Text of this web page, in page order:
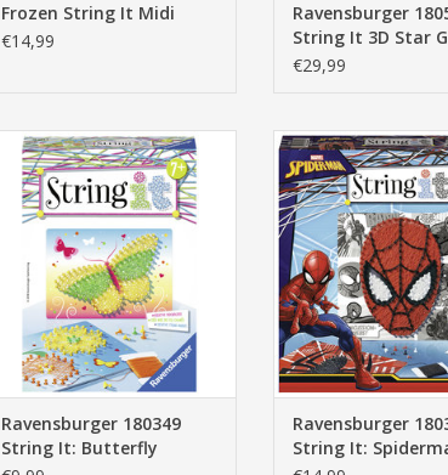
Frozen String It Midi
€14,99
Ravensburger
String It 3D Star
The Dark
€29,99
Ravensburger 180349 String It:
Butterfly
TOEVOEGEN AAN WINKELWAGEN
Ravensburger 180349
String It: Butterfly
Ravensburger
Spiderman
TOEVOEGEN AAN
Ravensburger
String It: